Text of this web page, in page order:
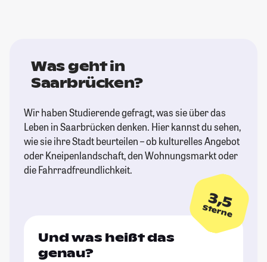
Was geht in
Saarbrücken?
Wir haben Studierende gefragt, was sie über das
Leben in Saarbrücken denken. Hier kannst du sehen,
wie sie ihre Stadt beurteilen – ob kulturelles Angebot
oder Kneipenlandschaft, den Wohnungsmarkt oder
die Fahrradfreundlichkeit.
3,5
Sterne
Und was heißt das
genau?